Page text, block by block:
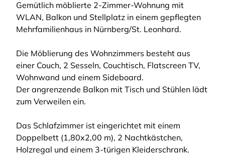
Gemütlich möblierte 2-Zimmer-Wohnung mit
WLAN, Balkon und Stellplatz in einem gepflegten
Mehrfamilienhaus in Nürnberg/St. Leonhard.
Die Möblierung des Wohnzimmers besteht aus
einer Couch, 2 Sesseln, Couchtisch, Flatscreen TV,
Wohnwand und einem Sideboard.
Der angrenzende Balkon mit Tisch und Stühlen lädt
zum Verweilen ein.
Das Schlafzimmer ist eingerichtet mit einem
Doppelbett (1,80x2,00 m), 2 Nachtkästchen,
Holzregal und einem 3-türigen Kleiderschrank.